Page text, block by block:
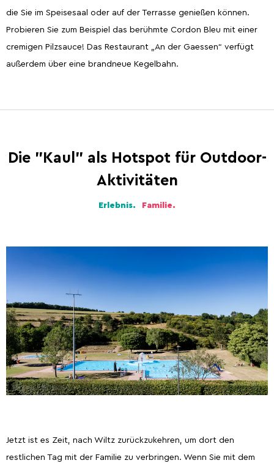
die Sie im Speisesaal oder auf der Terrasse genießen können.
Probieren Sie zum Beispiel das berühmte Cordon Bleu mit einer
cremigen Pilzsauce! Das Restaurant „An der Gaessen“ verfügt
außerdem über eine brandneue Kegelbahn.
Die "Kaul" als Hotspot für Outdoor-
Aktivitäten
Erlebnis. Familie.
Jetzt ist es Zeit, nach Wiltz zurückzukehren, um dort den
restlichen Tag mit der Familie zu verbringen. Wenn Sie mit dem